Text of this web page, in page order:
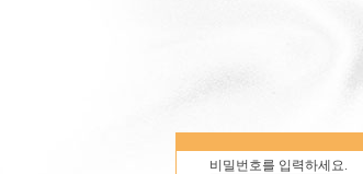
비밀번호를 입력하세요.